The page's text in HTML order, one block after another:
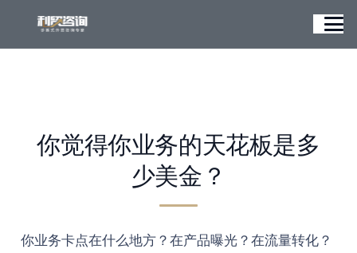
你觉得你业务的天花板是多
少美金？
你业务卡点在什么地方？在产品曝光？在流量转化？